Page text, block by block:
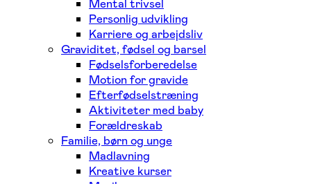
Mental trivsel
Personlig udvikling
Karriere og arbejdsliv
Graviditet, fødsel og barsel
Fødselsforberedelse
Motion for gravide
Efterfødselstræning
Aktiviteter med baby
Forældreskab
Familie, børn og unge
Madlavning
Kreative kurser